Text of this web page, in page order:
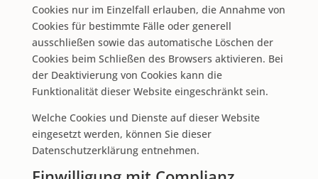
Cookies nur im Einzelfall erlauben, die Annahme von
Cookies für bestimmte Fälle oder generell
ausschließen sowie das automatische Löschen der
Cookies beim Schließen des Browsers aktivieren. Bei
der Deaktivierung von Cookies kann die
Funktionalität dieser Website eingeschränkt sein.
Welche Cookies und Dienste auf dieser Website
eingesetzt werden, können Sie dieser
Datenschutzerklärung entnehmen.